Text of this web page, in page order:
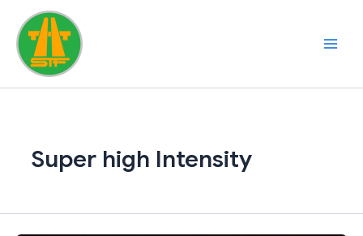
content
Super high Intensity